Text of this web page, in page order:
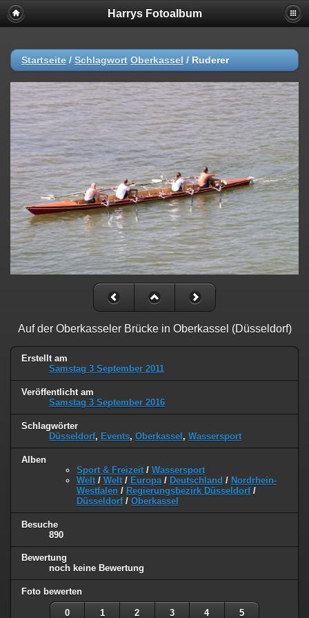
Harrys Fotoalbum
Startseite / Schlagwort Oberkassel / Ruderer
Auf der Oberkasseler Brücke in Oberkassel (Düsseldorf)
Erstellt am
Samstag 3 September 2011
Veröffentlicht am
Samstag 3 September 2016
Schlagwörter
Düsseldorf, Events, Oberkassel , Wassersport
Alben
Sport & Freizeit / Wassersport
Welt / Welt / Europa / Deutschland / Nordrhein-
Westfalen / Regierungsbezirk Düsseldorf/
Düsseldorf/ Oberkassel
Besuche
890
Bewertung
noch keine Bewertung
Foto bewerten
0 1 2 3 4 5